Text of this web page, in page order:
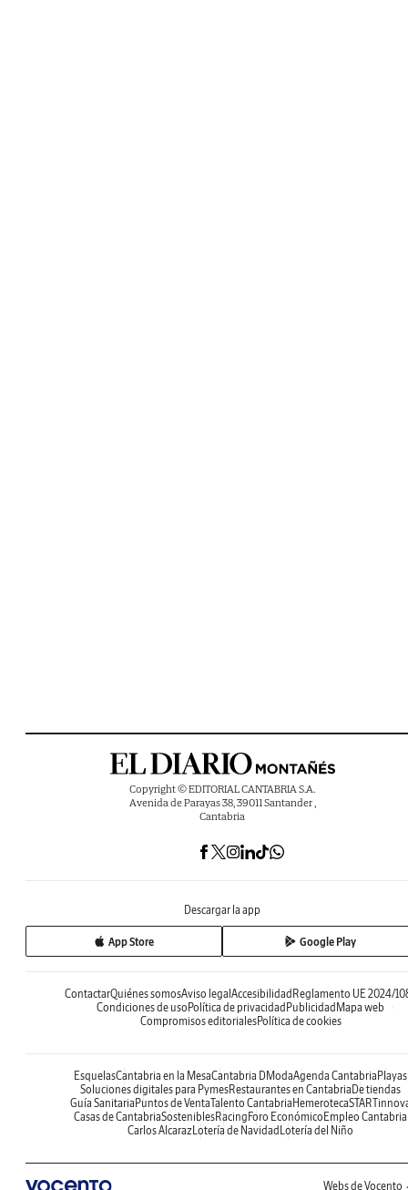
Copyright © EDITORIAL CANTABRIA S.A.
Avenida de Parayas 38, 39011 Santander ,
Cantabria
Descargar la app
App Store Google Play
ContactarQuiénes somosAviso legal Accesibilidad Reglamento UE 2024/
Condiciones de uso Política de privacidad Publicidad Mapa web
Compromisos editorialesPolítica de cookies
EsquelasCantabria en la MesaCantabria DModaAgenda Cantabria Playas
Soluciones digitales para PymesRestaurantes en Cantabria De tiendas
Guía Sanitaria Puntos de VentaTalento Cantabria Hemeroteca
Casas de CantabriaSosteniblesRacing Foro Económico Empleo Cantabria
Carlos AlcarazLotería de Navidad Lotería del Niño
Webs de Vocento